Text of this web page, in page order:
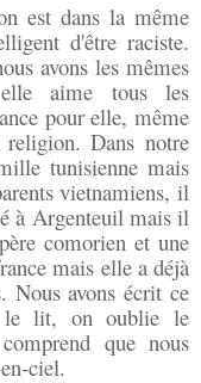
est dans la même
d'être raciste.
avons les mêmes
elle aime tous les
pour elle, même
Dans notre
tunisienne mais
vietnamiens, il
à Argenteuil mais il
comorien et une
mais elle a déjà
Nous avons écrit ce
le lit, on oublie le
que nous
ciel.